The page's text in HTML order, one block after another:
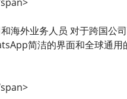
外业务人员 对于跨国公
简洁的界面和全球通